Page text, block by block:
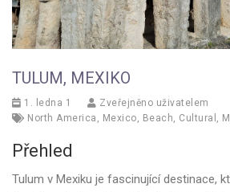
TULUM, MEXIKO
1. ledna 1
Zveřejněno uživatelem
North America , Mexico, Beach, Cultural ,
Přehled
Tulum v Mexiku je fascinující destinace,